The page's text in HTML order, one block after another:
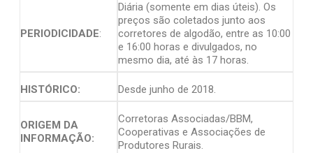
PERIODICIDADE:
Diária (somente em dias úteis). Os
preços são coletados junto aos
corretores de algodão, entre as 10:00
e 16:00 horas e divulgados, no
mesmo dia, até às 17 horas.
HISTÓRICO: Desde junho de 2018.
ORIGEM DA
INFORMAÇÃO:
Corretoras Associadas/BBM,
Cooperativas e Associações de
Produtores Rurais.